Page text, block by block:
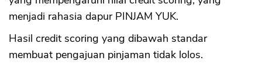
menjadi rahasia dapur PINJAM YUK.
Hasil credit scoring yang dibawah standar
membuat pengajuan pinjaman tidak lolos.